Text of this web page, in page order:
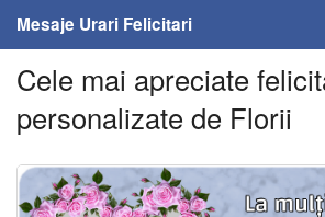
Mesaje Urari Felicitari
Home
Mesaje
Felicitari
Cele mai apreciate
personalizate de Florii